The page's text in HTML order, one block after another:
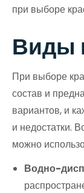
при выборе
Виды
При выборе
состав и
вариантов, и
и недостатки.
можно
Водно-